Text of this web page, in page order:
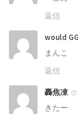
返信
would
まんこ
返信
轟焦凍
きたー